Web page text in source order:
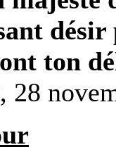
ton
, 28